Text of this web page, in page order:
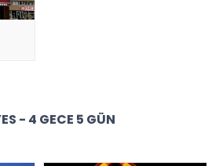
- 4 GECE 5 GÜN